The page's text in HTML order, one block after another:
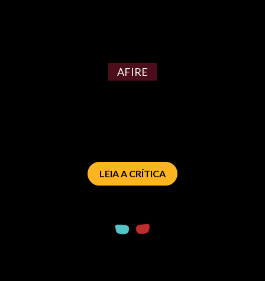
AFIRE
LEIA A CRÍTICA